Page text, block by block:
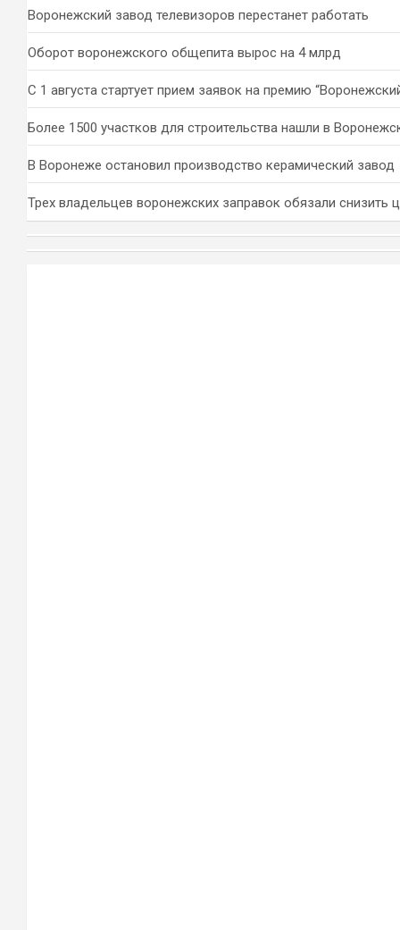
Воронежский завод телевизоров перестанет работать
Оборот воронежского общепита вырос на 4 млрд
С 1 августа стартует прием заявок на премию
Более 1500 участков для строительства нашли в
В Воронеже остановил производство керамический завод
Трех владельцев воронежских заправок обязали снизить